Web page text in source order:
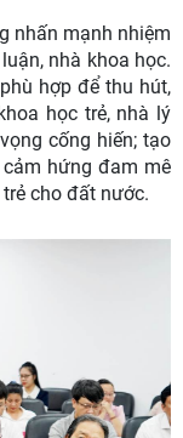
nhấn mạnh nhiệm
nhà khoa học.
hợp để thu hút,
học trẻ, nhà lý
cống hiến; tạo
hứng đam mê
cho đất nước.